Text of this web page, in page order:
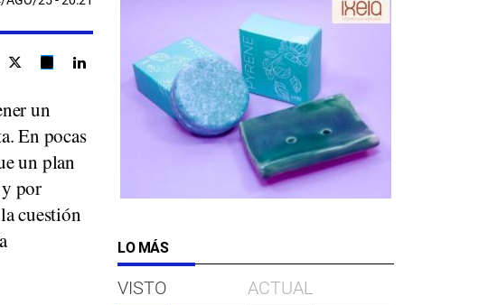
un
En pocas
un plan
por
cuestión
LO MÁS
VISTO ACTUAL